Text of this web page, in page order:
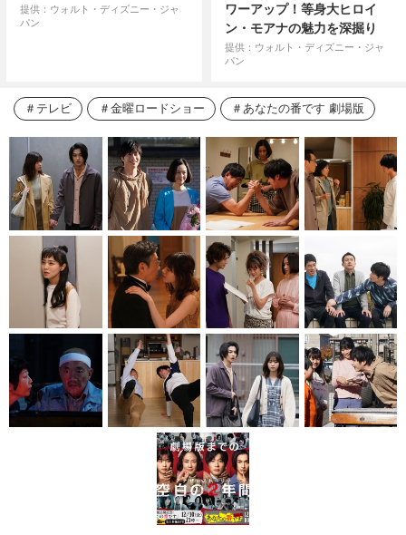
提供：ウォルト・ディズニー・ジャ
パン
ワーアップ！等身大ヒロイ
ン・モアナの魅力を深掘り
提供：ウォルト・ディズニー・ジャ
パン
テレビ 金曜ロードショー あなたの番です 劇場版